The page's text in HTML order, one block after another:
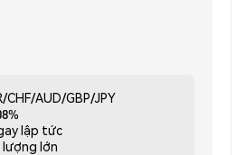
CHF/AUD/GBP/JPY
lập tức
lượng lớn